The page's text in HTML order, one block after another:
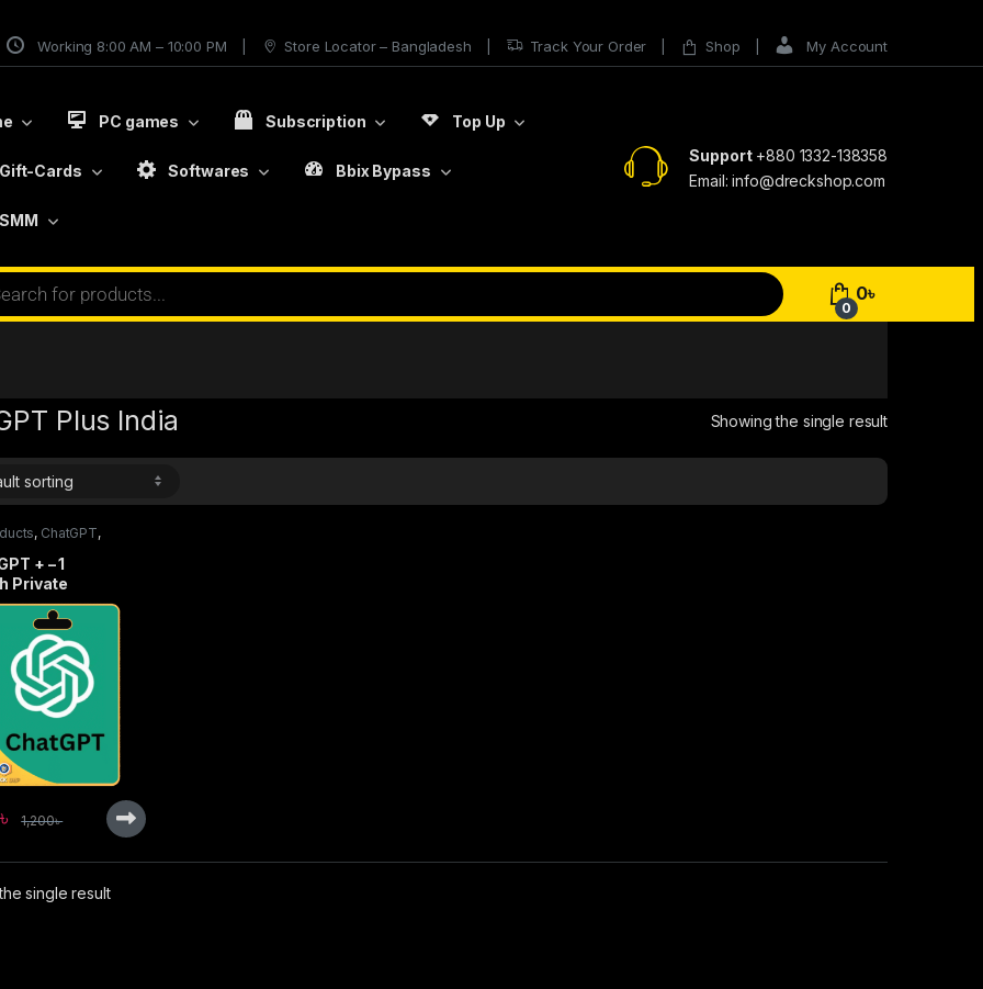
Working 8:00 AM – 10:00 PM Store Locator – Bangladesh Track Your Order Shop My Account
PC games Subscription Top Up
Gift-Cards Softwares Bbix Bypass
SMM
Support+880 1332-138358
Email: info@dreckshop.com
0
0৳
Plus India Showing the single result
, ChatGPT,
+ – 1
Private
৳ 1,200৳
single result